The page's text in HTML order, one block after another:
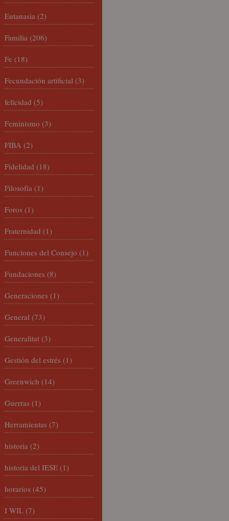
Eutanasia (2)
Familia (206)
Fe (18)
Fecundación artificial (3)
felicidad (5)
Feminismo (3)
FIBA (2)
Fidelidad (18)
Filosofía (1)
Foros (1)
Fraternidad (1)
Funciones del Consejo (1)
Fundaciones (8)
Generaciones (1)
General (73)
Generalitat (3)
Gestión del estrés (1)
Greenwich (14)
Guerras (1)
Herramientas (7)
historia (2)
historia del IESE (1)
horarios (45)
I WIL (7)